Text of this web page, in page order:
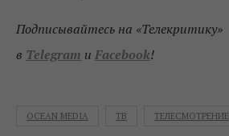
Подписывайтесь на «Телекритику»
в Telegram и Facebook!
OCEAN MEDIA ТВ ТЕЛЕСМОТРЕНИЕ